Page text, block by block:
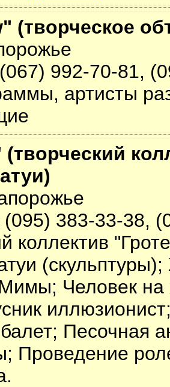
(творческое
992-70-81,
артисты
(творческий
383-33-38,
коллектив
Человек на
Песочная
Проведение